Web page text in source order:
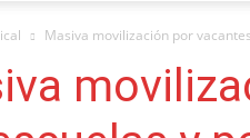
Masiva movilización por